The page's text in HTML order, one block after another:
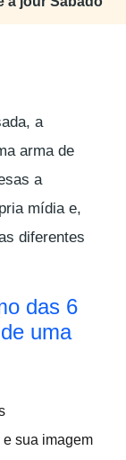
a
arma de
a
mídia e,
diferentes
das 6
uma
sua imagem